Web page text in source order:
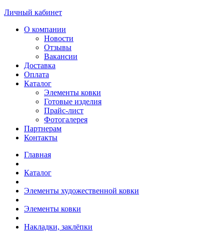
Личный кабинет
О компании
Новости
Отзывы
Вакансии
Доставка
Оплата
Каталог
Элементы ковки
Готовые изделия
Прайс-лист
Фотогалерея
Партнерам
Контакты
Главная
Каталог
Элементы художественной ковки
Элементы ковки
Накладки, заклёпки